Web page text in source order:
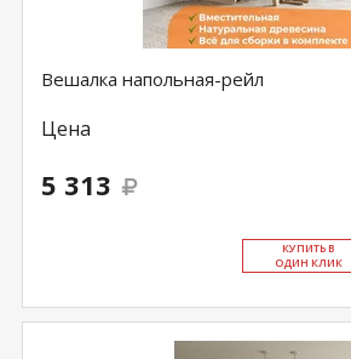
Вешалка напольная-рейл
Цена
5 313
КУ­ПИТЬ В
ОДИН КЛИК